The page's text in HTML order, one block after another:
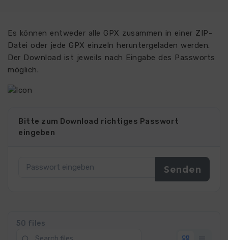
Es können entweder alle GPX zusammen in einer ZIP-
Datei oder jede GPX einzeln heruntergeladen werden.
Der Download ist jeweils nach Eingabe des Passworts
möglich.
Bitte zum Download richtiges Passwort
eingeben
50 files